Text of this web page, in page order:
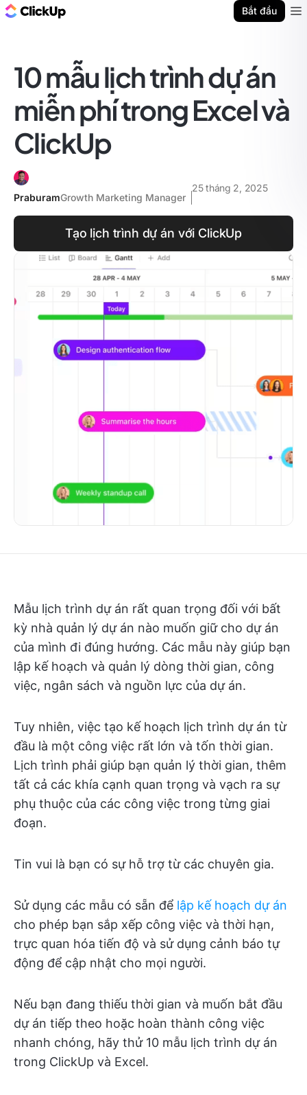
Bắt đầu
10 mẫu lịch trình dự án
miễn phí trong Excel và
ClickUp
PraburamGrowth Marketing Manager
25 tháng 2, 2025
Tạo lịch trình dự án với ClickUp
Mẫu lịch trình dự án rất quan trọng đối với bất
kỳ nhà quản lý dự án nào muốn giữ cho dự án
của mình đi đúng hướng. Các mẫu này giúp bạn
lập kế hoạch và quản lý dòng thời gian, công
việc, ngân sách và nguồn lực của dự án.
Tuy nhiên, việc tạo kế hoạch lịch trình dự án từ
đầu là một công việc rất lớn và tốn thời gian.
Lịch trình phải giúp bạn quản lý thời gian, thêm
tất cả các khía cạnh quan trọng và vạch ra sự
phụ thuộc của các công việc trong từng giai
đoạn.
Tin vui là bạn có sự hỗ trợ từ các chuyên gia.
Sử dụng các mẫu có sẵn để lập kế hoạch dự án
cho phép bạn sắp xếp công việc và thời hạn,
trực quan hóa tiến độ và sử dụng cảnh báo tự
động để cập nhật cho mọi người.
Nếu bạn đang thiếu thời gian và muốn bắt đầu
dự án tiếp theo hoặc hoàn thành công việc
nhanh chóng, hãy thử 10 mẫu lịch trình dự án
trong ClickUp và Excel.